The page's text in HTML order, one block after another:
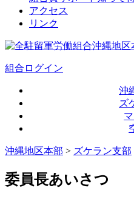
アクセス
リンク
組合ログイン
沖
ズ
沖縄地区本部 > ズケラン支部
委員長あいさつ